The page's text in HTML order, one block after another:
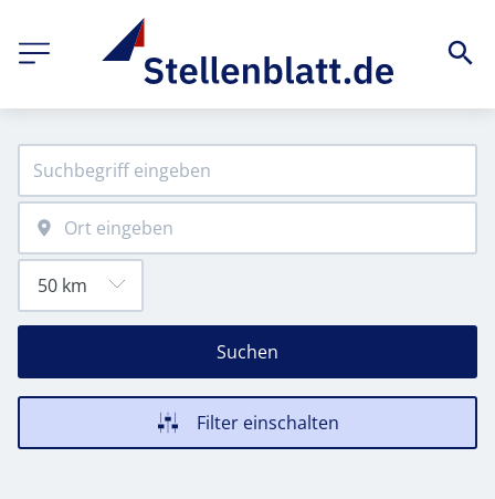
Suchen
Filter einschalten